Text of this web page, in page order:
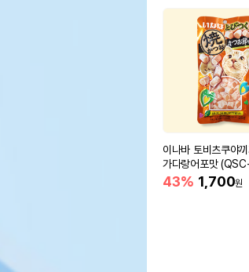
이나바 토비츠쿠야
가다랑어포맛
43% 1,700원